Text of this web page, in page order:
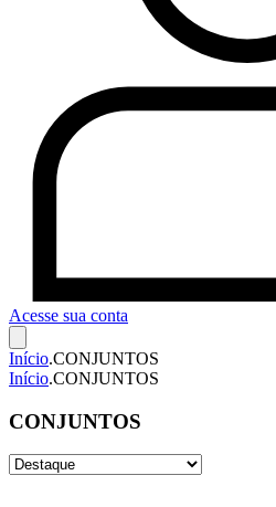
Acesse sua conta
Início.CONJUNTOS
Início.CONJUNTOS
CONJUNTOS